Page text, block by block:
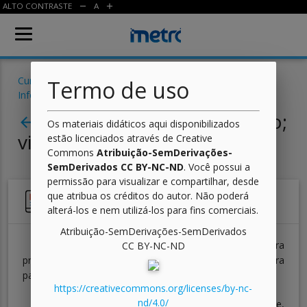
Termo de uso
Os materiais didáticos aqui disponibilizados
estão licenciados através de Creative
Commons Atribuição-SemDerivações-
SemDerivados CC BY-NC-ND. Você possui a
permissão para visualizar e compartilhar, desde
que atribua os créditos do autor. Não poderá
alterá-los e nem utilizá-los para fins comerciais.
Atribuição-SemDerivações-SemDerivados
CC BY-NC-ND
https://creativecommons.org/licenses/by-nc-
nd/4.0/
ALTO CONTRASTE remove A add
Cursos/Eletrônica
Introdução às Tecnologias da
Informação/ Aula
arrow_back Aula 06 - Navegar é preciso;
viver não é preciso
Glossário
Figura de linguagem utilizada para
promover transferência de significado de uma palavra
para outra por meio de uma comparação não explícita.
O mesmo que chato, entediante,